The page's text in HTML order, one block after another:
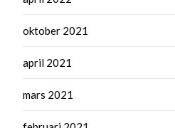
oktober 2021
april 2021
mars 2021